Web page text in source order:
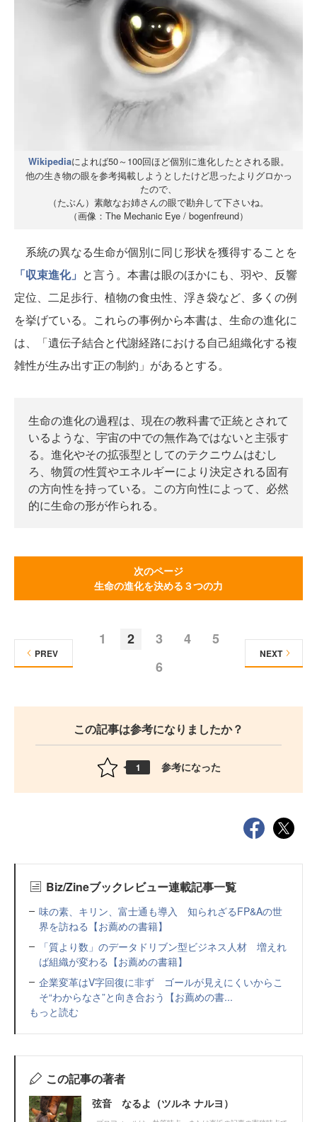
Wikipediaによれば50～100回ほど個別に進化したとされる眼。
他の生き物の眼を参考掲載しようとしたけど思ったよりグロかっ
たので、
（たぶん）素敵なお姉さんの眼で勘弁して下さいね。
（画像：The Mechanic Eye / bogenfreund）
系統の異なる生命が個別に同じ形状を獲得することを
「収束進化」 と言う。本書は眼のほかにも、羽や、反響
定位、二足歩行、植物の食虫性、浮き袋など、多くの例
を挙げている。これらの事例から本書は、生命の進化に
は、「遺伝子結合と代謝経路における自己組織化する複
雑性が生み出す正の制約」があるとする。
生命の進化の過程は、現在の教科書で正統とされて
いるような、宇宙の中での無作為ではないと主張す
る。進化やその拡張型としてのテクニウムはむし
ろ、物質の性質やエネルギーにより決定される固有
の方向性を持っている。この方向性によって、必然
的に生命の形が作られる。
次のページ
生命の進化を決める３つの力
1 2 3 4
5
6
PREV NEXT
この記事は参考になりましたか？
1 参考になった
Biz/Zineブックレビュー連載記事一覧
味の素、キリン、富士通も導入 知られざるFP&Aの世
界を訪ねる【お薦めの書籍】
「質より数」のデータドリブン型ビジネス人材 増えれ
ば組織が変わる【お薦めの書籍】
企業変革はV字回復に非ず ゴールが見えにくいからこ
そ“わからなさ”と向き合おう【お薦めの書...
もっと読む
この記事の著者
弦音 なるよ（ツルネ ナルヨ）